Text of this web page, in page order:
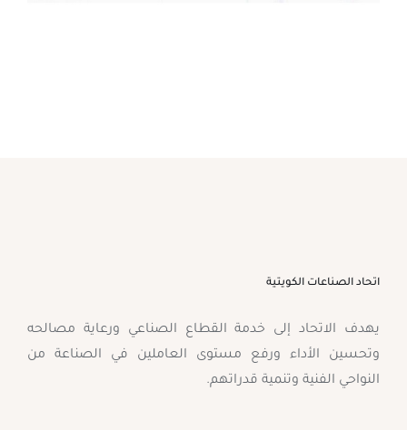
اتحاد الصناعات الكويتية
يهدف الاتحاد إلى خدمة القطاع الصناعي ورعاية مصالحه
وتحسين الأداء ورفع مستوى العاملين في الصناعة من
النواحي الفنية وتنمية قدراتهم.